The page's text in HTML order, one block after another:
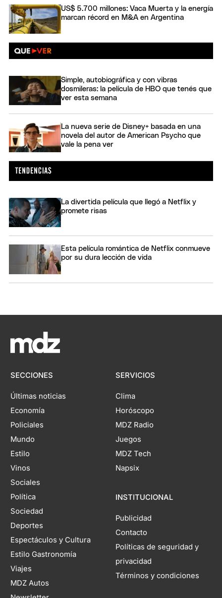
US$ 5.700 millones: Vaca Muerta y la energía
marcan récord en M&A en Argentina
Simple, autobiográfica y con vibras
dosmileras: la película de HBO que tenés que
ver esta semana
La nueva serie de Disney+ basada en una
novela del autor de American Psycho que
vale la pena ver
La divertida película que llegó a Netflix y
promete risas
Esta película romántica de Netflix conmueve
por su dura lección de vida
SECCIONES
Últimas noticias
Economía
Policiales
Mundo
Estilo
Vinos
Sociales
Política
Sociedad
Deportes
Espectáculos y Cultura
Estilo Gastronomía
Viajes
MDZ Autos
SERVICIOS
Clima
Horóscopo
MDZ Radio
Juegos
MDZ Tech
Napsix
INSTITUCIONAL
Publicidad
Contacto
Políticas de seguridad y
privacidad
Términos y condiciones